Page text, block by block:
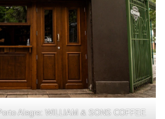
Alegre: WILLIAM & SONS COFFEE